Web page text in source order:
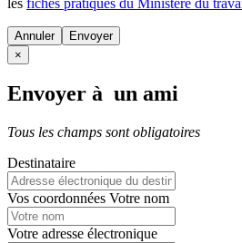
Annuler
×
Envoyer à un ami
Tous les champs sont obligatoires
Destinataire
Vos coordonnées Votre nom
Votre adresse électronique